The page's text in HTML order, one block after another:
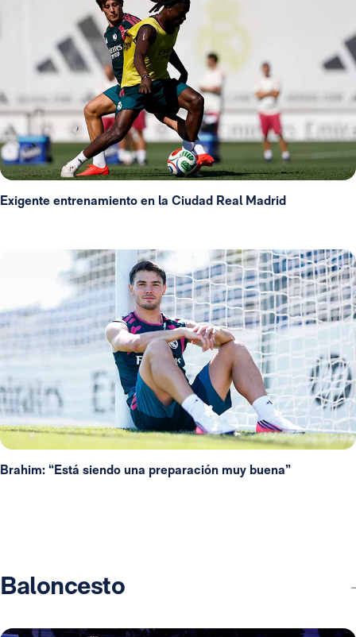
Exigente entrenamiento en la Ciudad Real Madrid
Brahim: “Está siendo una preparación muy buena”
Baloncesto